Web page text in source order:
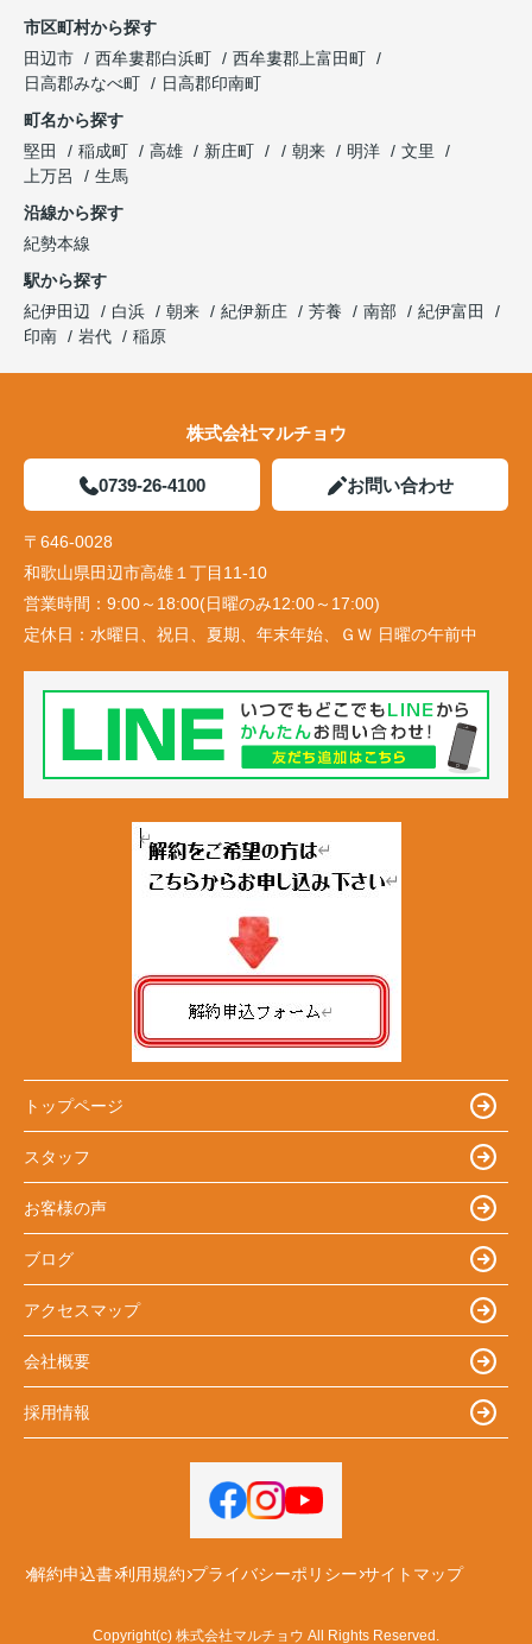
市区町村から探す
田辺市
西牟婁郡白浜町
西牟婁郡上富田町
日高郡みなべ町
日高郡印南町
町名から探す
堅田
稲成町 高雄 新庄町 朝来 明洋
文里
上万呂
生馬
沿線から探す
紀勢本線
駅から探す
紀伊田辺
白浜 朝来 紀伊新庄 芳養 南部
紀伊富田
印南
岩代 稲原
株式会社マルチョウ
0739-26-4100 お問い合わせ
〒646-0028
和歌山県田辺市高雄１丁目11-10
営業時間： 9:00～18:00(日曜のみ12:00～17:00)
定休日： 水曜日、祝日、夏期、年末年始、ＧＷ 日曜の午前中
トップページ
スタッフ
お客様の声
ブログ
アクセスマップ
会社概要
採用情報
解約申込書 利用規約 プライバシーポリシー サイトマップ
Copyright(c) 株式会社マルチョウ All Rights Reserved.